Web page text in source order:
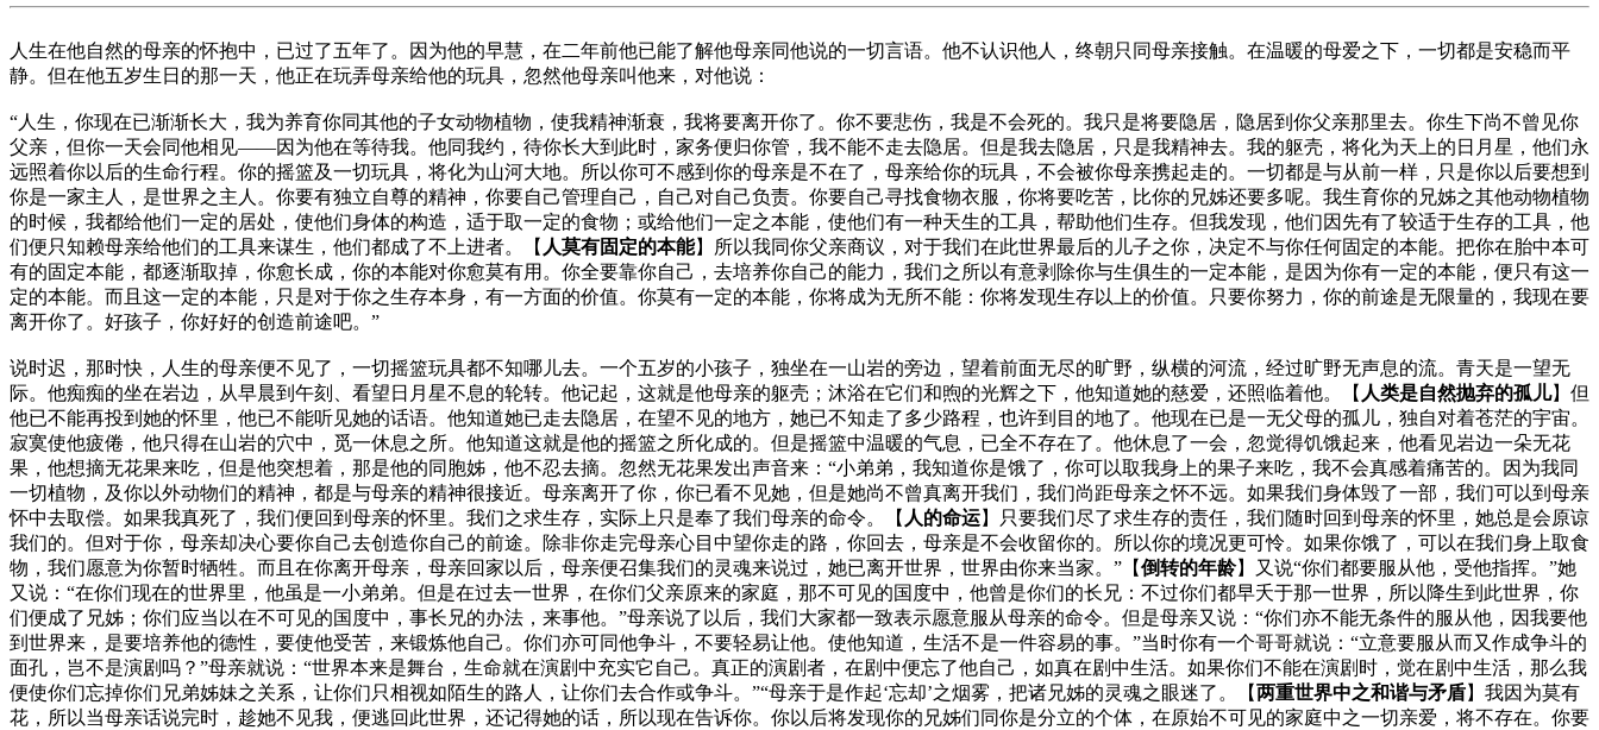
人生在他自然的母亲的怀抱中，已过了五年了。因为他的早慧，在二年前他已能了解他母亲同他说的一切言语。他不认识他人，终朝只同母亲接触。在温暖的母爱之下，一切都是安稳而平
静。但在他五岁生日的那一天，他正在玩弄母亲给他的玩具，忽然他母亲叫他来，对他说：
“人生，你现在已渐渐长大，我为养育你同其他的子女动物植物，使我精神渐衰，我将要离开你了。你不要悲伤，我是不会死的。我只是将要隐居，隐居到你父亲那里去。你生下尚不曾见你
父亲，但你一天会同他相见——因为他在等待我。他同我约，待你长大到此时，家务便归你管，我不能不走去隐居。但是我去隐居，只是我精神去。我的躯壳，将化为天上的日月星，他们永
远照着你以后的生命行程。你的摇篮及一切玩具，将化为山河大地。所以你可不感到你的母亲是不在了，母亲给你的玩具，不会被你母亲携起走的。一切都是与从前一样，只是你以后要想到
你是一家主人，是世界之主人。你要有独立自尊的精神，你要自己管理自己，自己对自己负责。你要自己寻找食物衣服，你将要吃苦，比你的兄姊还要多呢。我生育你的兄姊之其他动物植物
的时候，我都给他们一定的居处，使他们身体的构造，适于取一定的食物；或给他们一定之本能，使他们有一种天生的工具，帮助他们生存。但我发现，他们因先有了较适于生存的工具，他
们便只知赖母亲给他们的工具来谋生，他们都成了不上进者。
【 人莫有固定的本能】
所以我同你父亲商议，对于我们在此世界最后的儿子之你，决定不与你任何固定的本能。把你在胎中本可
有的固定本能，都逐渐取掉，你愈长成，你的本能对你愈莫有用。你全要靠你自己，去培养你自己的能力，我们之所以有意剥除你与生俱生的一定本能，是因为你有一定的本能，便只有这一
定的本能。而且这一定的本能，只是对于你之生存本身，有一方面的价值。你莫有一定的本能，你将成为无所不能：你将发现生存以上的价值。只要你努力，你的前途是无限量的，我现在要
离开你了。好孩子，你好好的创造前途吧。”
说时迟，那时快，人生的母亲便不见了，一切摇篮玩具都不知哪儿去。一个五岁的小孩子，独坐在一山岩的旁边，望着前面无尽的旷野，纵横的河流，经过旷野无声息的流。青天是一望无
际。他痴痴的坐在岩边，从早晨到午刻、看望日月星不息的轮转。他记起，这就是他母亲的躯壳；沐浴在它们和煦的光辉之下，他知道她的慈爱，还照临着他。【 人类是自然抛弃的孤儿】但
他已不能再投到她的怀里，他已不能听见她的话语。他知道她已走去隐居，在望不见的地方，她已不知走了多少路程，也许到目的地了。他现在已是一无父母的孤儿，独自对着苍茫的宇宙。
寂寞使他疲倦，他只得在山岩的穴中，觅一休息之所。他知道这就是他的摇篮之所化成的。但是摇篮中温暖的气息，已全不存在了。他休息了一会，忽觉得饥饿起来，他看见岩边一朵无花
果，他想摘无花果来吃，但是他突想着，那是他的同胞姊，他不忍去摘。忽然无花果发出声音来： “小弟弟，我知道你是饿了，你可以取我身上的果子来吃，我不会真感着痛苦的。因为我同
一切植物，及你以外动物们的精神，都是与母亲的精神很接近。母亲离开了你，你已看不见她，但是她尚不曾真离开我们，我们尚距母亲之怀不远。如果我们身体毁了一部，我们可以到母亲
怀中去取偿。如果我真死了，我们便回到母亲的怀里。我们之求生存，实际上只是奉了我们母亲的命令。
【 人的命运】
只要我们尽了求生存的责任，我们随时回到母亲的怀里，她总是会原谅
我们的。但对于你，母亲却决心要你自己去创造你自己的前途。除非你走完母亲心目中望你走的路，你回去，母亲是不会收留你的。所以你的境况更可怜。如果你饿了，可以在我们身上取食
物，我们愿意为你暂时牺牲。而且在你离开母亲，母亲回家以后，母亲便召集我们的灵魂来说过，她已离开世界，世界由你来当家。” 【倒转的年龄】 又说“你们都要服从他，受他指挥。”她
又说： “在你们现在的世界里，他虽是一小弟弟。但是在过去一世界，在你们父亲原来的家庭，那不可见的国度中，他曾是你们的长兄：不过你们都早夭于那一世界，所以降生到此世界，你
们便成了兄姊；你们应当以在不可见的国度中，事长兄的办法，来事他。”母亲说了以后，我们大家都一致表示愿意服从母亲的命令。但是母亲又说： “你们亦不能无条件的服从他，因我要他
到世界来，是要培养他的德性，要使他受苦，来锻炼他自己。你们亦可同他争斗，不要轻易让他。使他知道，生活不是一件容易的事。”当时你有一个哥哥就说： “立意要服从而又作成争斗的
面孔，岂不是演剧吗？”母亲就说： “世界本来是舞台，生命就在演剧中充实它自己。真正的演剧者，在剧中便忘了他自己，如真在剧中生活。如果你们不能在演剧时，觉在剧中生活，那么我
便使你们忘掉你们兄弟姊妹之关系，让你们只相视如陌生的路人，让你们去合作或争斗。”“母亲于是作起‘忘却’之烟雾，把诸兄姊的灵魂之眼迷了。
【两重世界中之和谐与矛盾】 我因为莫有
花，所以当母亲话说完时，趁她不见我，便逃回此世界，还记得她的话，所以现在告诉你。你以后将发现你的兄姊们同你是分立的个体，在原始不可见的家庭中之一切亲爱，将不存在。你要